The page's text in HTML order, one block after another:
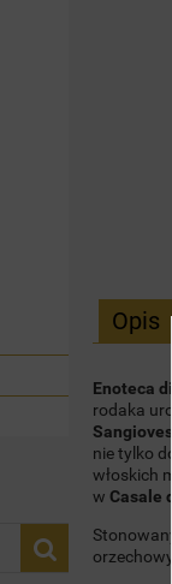
Opis
Enoteca di
rodaka
nie tylko
włoskich
w Casale